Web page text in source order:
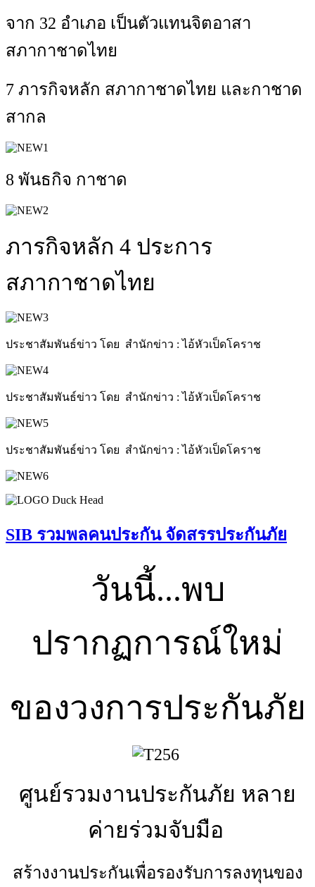
จาก 32 อำเภอ เป็นตัวแทนจิตอาสา
สภากาชาดไทย
7 ภารกิจหลัก สภากาชาดไทย และกาชาด
สากล
8 พันธกิจ กาชาด
ภารกิจหลัก 4 ประการ
สภากาชาดไทย
ประชาสัมพันธ์ข่าว โดย สำนักข่าว : ไอ้หัวเป็ดโคราช
ประชาสัมพันธ์ข่าว โดย สำนักข่าว : ไอ้หัวเป็ดโคราช
ประชาสัมพันธ์ข่าว โดย สำนักข่าว : ไอ้หัวเป็ดโคราช
SIB รวมพลคนประกัน จัดสรรประกันภัย
วันนี้...พบ
ปรากฏการณ์ใหม่
ของวงการประกันภัย
ศูนย์รวมงานประกันภัย หลาย
ค่ายร่วมจับมือ
สร้างงานประกันเพื่อรองรับการลงทุนของ